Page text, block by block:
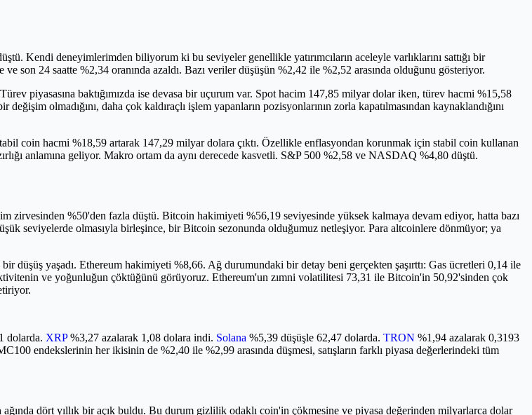
Kendi deneyimlerimden biliyorum ki bu seviyeler genellikle yatırımcıların aceleyle varlıklarını sattığı bir
son 24 saatte %2,34 oranında azaldı. Bazı veriler düşüşün %2,42 ile %2,52 arasında olduğunu gösteriyor.
piyasasına baktığımızda ise devasa bir uçurum var. Spot hacim 147,85 milyar dolar iken, türev hacmi %15,58
olmadığını, daha çok kaldıraçlı işlem yapanların pozisyonlarının zorla kapatılmasından kaynaklandığını
coin hacmi %18,59 artarak 147,29 milyar dolara çıktı. Özellikle enflasyondan korunmak için stabil coin kullanan
anlamına geliyor. Makro ortam da aynı derecede kasvetli. S&P 500 %2,58 ve NASDAQ %4,80 düştü.
zirvesinden %50'den fazla düştü. Bitcoin hakimiyeti %56,19 seviyesinde yüksek kalmaya devam ediyor, hatta bazı
seviyelerde olmasıyla birleşince, bir Bitcoin sezonunda olduğumuz netleşiyor. Para altcoinlere dönmüyor; ya
düşüş yaşadı. Ethereum hakimiyeti %8,66. Ağ durumundaki bir detay beni gerçekten şaşırttı: Gas ücretleri 0,14 ile
ve yoğunluğun çöktüğünü görüyoruz. Ethereum'un zımni volatilitesi 73,31 ile Bitcoin'in 50,92'sinden çok
dolarda. XRP%3,27 azalarak 1,08 dolara indi. Solana %5,39 düşüşle 62,47 dolarda. TRON %1,94 azalarak 0,3193
endekslerinin her ikisinin de %2,40 ile %2,99 arasında düşmesi, satışların farklı piyasa değerlerindeki tüm
dört yıllık bir açık buldu. Bu durum gizlilik odaklı coin'in çökmesine ve piyasa değerinden milyarlarca dolar